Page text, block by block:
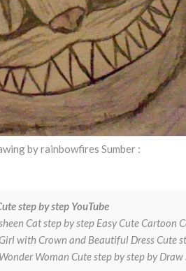
by rainbowfires Sumber :
step by step YouTube
Cat step by step Easy Cute Cartoon
with Crown and Beautiful Dress Cute
Woman Cute step by step by Draw